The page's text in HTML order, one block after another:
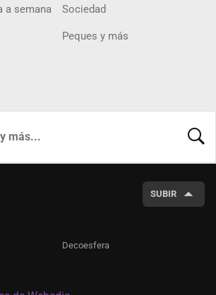
a semana Sociedad
Peques y más
SUBIR
Decoesfera